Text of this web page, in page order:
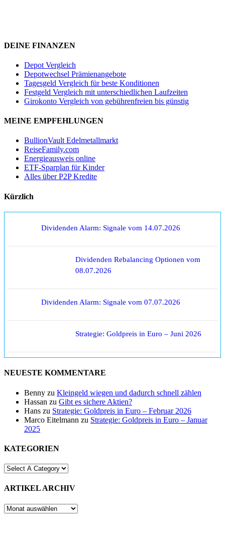
DEINE FINANZEN
Depot Vergleich
Depotwechsel Prämienangebote
Tagesgeld Vergleich für beste Konditionen
Festgeld Vergleich mit unterschiedlichen Laufzeiten
Girokonto Vergleich von gebührenfreien bis günstig
MEINE EMPFEHLUNGEN
BullionVault Edelmetallmarkt
ReiseFamily.com
Energieausweis online
ETF-Sparplan für Kinder
Alles über P2P Kredite
Kürzlich
Dividenden Alarm: Signale vom 14.07.2026
Dividenden Rebalancing Optionen vom
08.07.2026
Dividenden Alarm: Signale vom 07.07.2026
Strategie: Goldpreis in Euro – Juni 2026
NEUESTE KOMMENTARE
Benny zu Kleingeld wiegen und dadurch schnell zählen
Hassan zu Gibt es sichere Aktien?
Hans zu Strategie: Goldpreis in Euro – Februar 2026
Marco Eitelmann zu Strategie: Goldpreis in Euro – Januar
2025
KATEGORIEN
ARTIKEL ARCHIV
ARTIKEL